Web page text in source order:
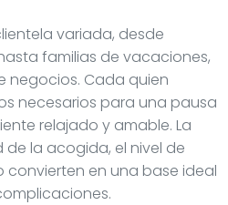
variada, desde
familias de vacaciones,
negocios. Cada quien
necesarios para una pausa
relajado y amable. La
la acogida, el nivel de
en una base ideal